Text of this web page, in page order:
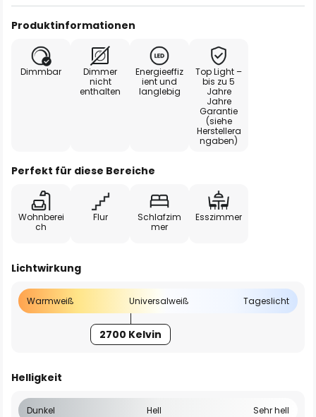
Produktinformationen
Dimmbar
Dimmer
nicht
enthalten
Energieeffiz
ient und
langlebig
Top Light –
bis zu 5
Jahre
Jahre
Garantie
(siehe
Herstellera
ngaben)
Perfekt für diese Bereiche
Wohnberei
ch
Flur
Schlafzim
mer
Esszimmer
Lichtwirkung
Warmweiß Universalweiß Tageslicht
2700 Kelvin
Helligkeit
Dunkel Hell Sehr hell